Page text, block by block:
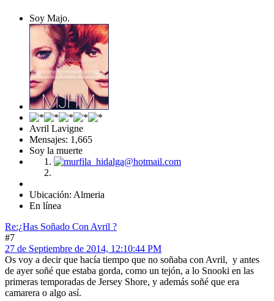
Soy Majo.
Avril Lavigne
Mensajes: 1,665
Soy la muerte
Ubicación: Almeria
En línea
Re:¿Has Soñado Con Avril ?
#7
27 de Septiembre de 2014, 12:10:44 PM
Os voy a decir que hacía tiempo que no soñaba con Avril, y antes
de ayer soñé que estaba gorda, como un tejón, a lo Snooki en las
primeras temporadas de Jersey Shore, y además soñé que era
camarera o algo así.